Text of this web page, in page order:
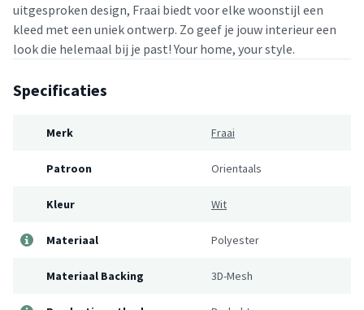
uitgesproken design, Fraai biedt voor elke woonstijl een
kleed met een uniek ontwerp. Zo geef je jouw interieur een
look die helemaal bij je past! Your home, your style.
Specificaties
Merk Fraai
Patroon Orientaals
Kleur Wit
Materiaal Polyester
Materiaal Backing 3D-Mesh